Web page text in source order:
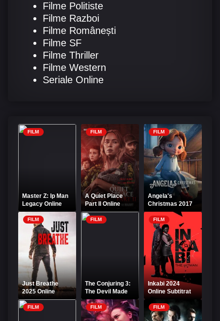
Filme Politiste
Filme Razboi
Filme Românești
Filme SF
Filme Thriller
Filme Western
Seriale Online
FILM
Master Z: Ip Man
Legacy Online
Subtitrat
FILM
A Quiet Place
Part II Online
Subtitrat – Fără
zgomot 2
FILM
Angela's
Christmas 2017
Online Subtitrat
FILM
Just Breathe
2025 Online
Subtitrat –
Respira Doar
FILM
The Conjuring 3:
The Devil Made
Me Do It 2021
Online Subtitrat
FILM
Inkabi 2024
Online Subtitrat
FILM FILM FILM